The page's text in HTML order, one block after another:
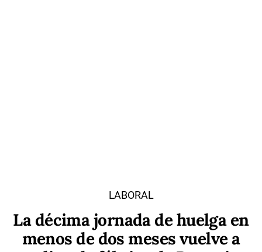
LABORAL
La décima jornada de huelga en
menos de dos meses vuelve a